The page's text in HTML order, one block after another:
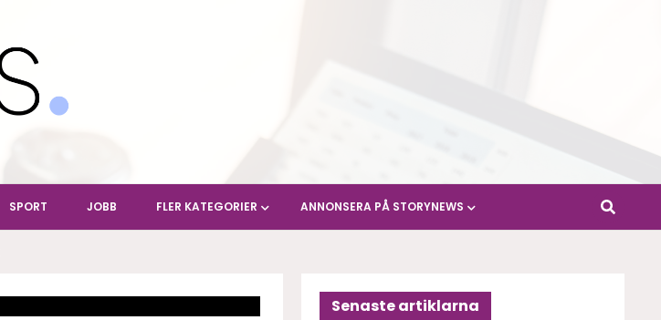
SPORT JOBB FLER KATEGORIER ANNONSERA PÅ STORYNEWS
Senaste artiklarna